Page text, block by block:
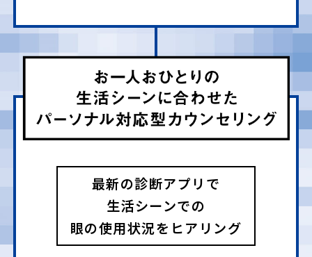
最新の診断アプリで
生活シーンでの
眼の使用状況をヒアリング